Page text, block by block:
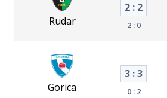
Rudar
2 : 2
2 : 0
Gorica
3 : 3
0 : 2